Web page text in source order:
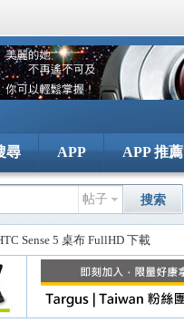
尋 APP APP 推薦
帖子 搜索
Sense 5 桌布 FullHD 下載